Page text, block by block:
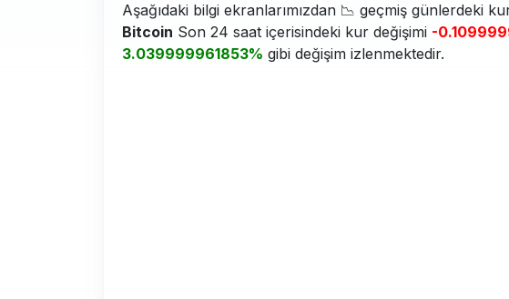
Aşağıdaki bilgi ekranlarımızdan 📉 geçmiş günlerdeki
Bitcoin Son 24 saat içerisindeki kur değişimi -
3.039999961853% gibi değişim izlenmektedir.